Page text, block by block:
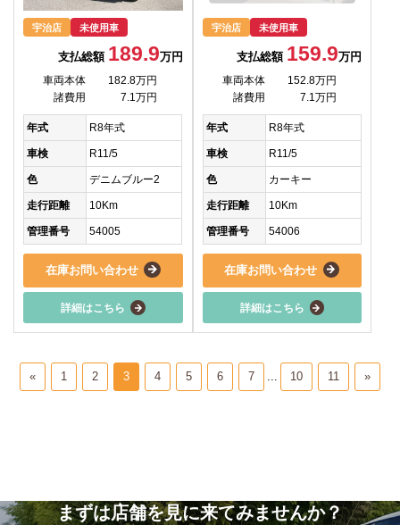
宇治店 未使用車
支払総額 189.9万円
車両本体
182.8万円
諸費用
7.1万円
年式 R8年式
車検 R11/5
色 デニムブルー2
走行距離 10Km
管理番号 54005
在庫お問い合わせ
詳細はこちら
宇治店 未使用車
支払総額 159.9万円
車両本体
152.8万円
諸費用
7.1万円
年式 R8年式
車検 R11/5
色 カーキー
走行距離 10Km
管理番号 54006
在庫お問い合わせ
詳細はこちら
« 1 2 3 4 5 6 7 10 11 »
まずは店舗を見に来てみませんか？